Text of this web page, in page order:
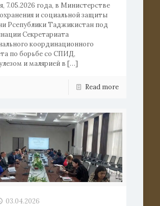
7.05.2026 года, в Министерстве
и социальной защиты
Рсепублики Таджикистан под
Секретариата
координационного
по борьбе со СПИД,
и малярией в […]
Read more
03.04.2026